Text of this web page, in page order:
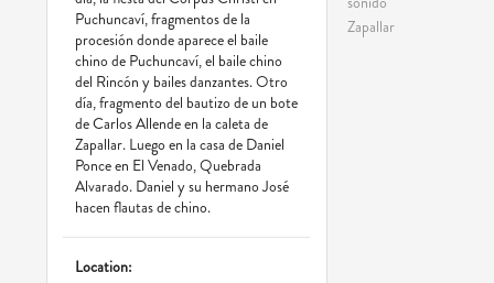
Puchuncaví, fragmentos de la
procesión donde aparece el baile
chino de Puchuncaví, el baile chino
del Rincón y bailes danzantes. Otro
día, fragmento del bautizo de un bote
de Carlos Allende en la caleta de
Zapallar. Luego en la casa de Daniel
Ponce en El Venado, Quebrada
Alvarado. Daniel y su hermano José
hacen flautas de chino.
Location:
Zapallar